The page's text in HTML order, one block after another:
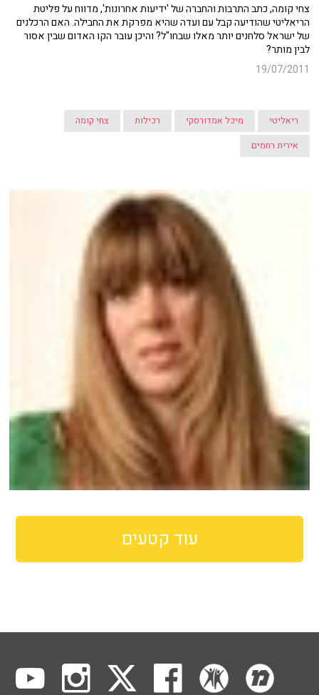
צחי קומה, כתב התרבות והחברה של 'ידיעות אחרונות', מדווח על פליטת
הריאליטי שהודיעה קבל עם ועדה שהיא מפרקת את החבילה. האם הרכלנים
של ישראל סלחנים יותר מאלו שבחו"ל? והיכן עובר הקו האדום שבין אסור
לבין מותר?
19/07/2011
ריאליטי מיכל אמדורסקי רכילות
צחי קומה
אירית רחמים
עוד קטעים